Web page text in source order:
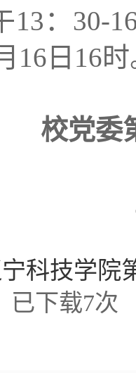
：30-
16日16
校党委
科技学院
已下载7次